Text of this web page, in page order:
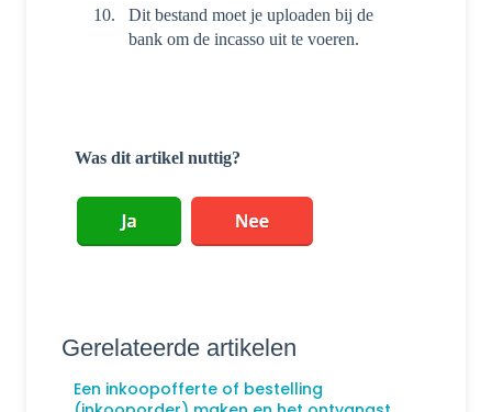
Dit bestand moet je uploaden bij de
bank om de incasso uit te voeren.
Was dit artikel nuttig?
Gerelateerde artikelen
Een inkoopofferte of bestelling